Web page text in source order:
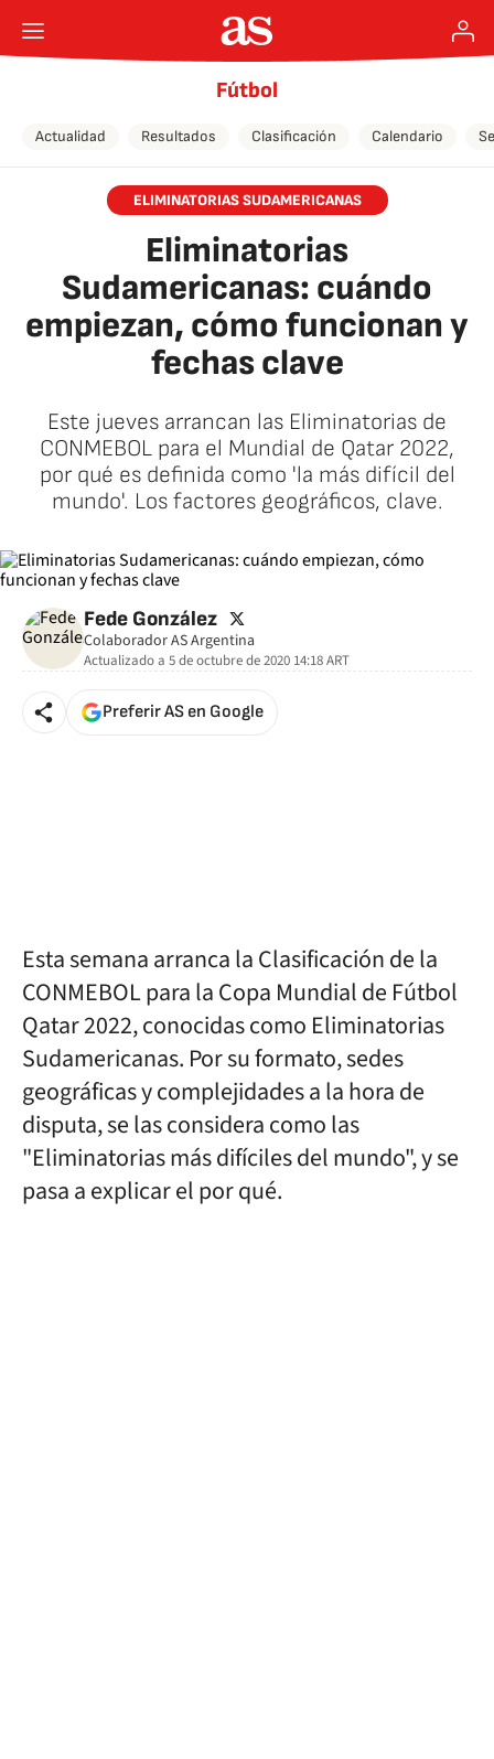
Fútbol
Actualidad Resultados Clasificación Calendario
ELIMINATORIAS SUDAMERICANAS
Eliminatorias
Sudamericanas: cuándo
empiezan, cómo funcionan y
fechas clave
Este jueves arrancan las Eliminatorias de
CONMEBOL para el Mundial de Qatar 2022,
por qué es definida como 'la más difícil del
mundo'. Los factores geográficos, clave.
Fede González twitter
Colaborador AS Argentina
Actualizado a 5 de octubre de 2020 14:18ART
Preferir AS en Google
Esta semana arranca la Clasificación de la
CONMEBOL para la Copa Mundial de Fútbol
Qatar 2022, conocidas como Eliminatorias
Sudamericanas. Por su formato, sedes
geográficas y complejidades a la hora de
disputa, se las considera como las
"Eliminatorias más difíciles del mundo", y se
pasa a explicar el por qué.